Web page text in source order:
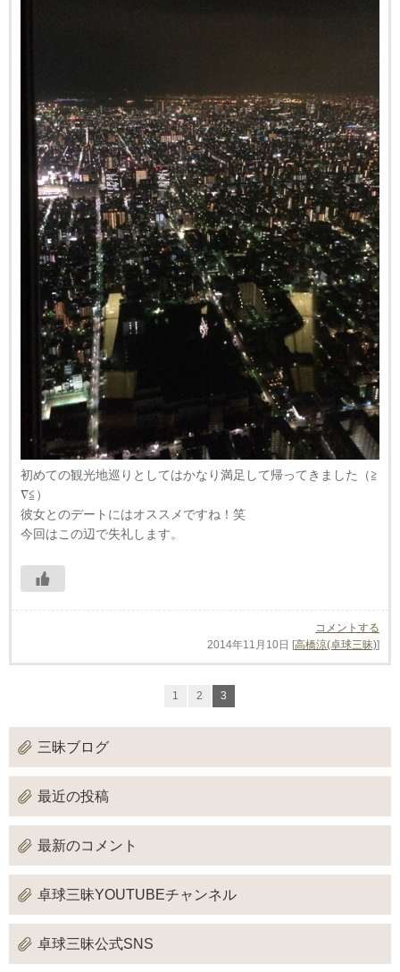
初めての観光地巡りとしてはかなり満足して帰ってきました（≧
∇≦）
彼女とのデートにはオススメですね！笑
今回はこの辺で失礼します。
コメントする
2014年11月10日 [高橋涼(卓球三昧)]
1 2 3
三昧ブログ
最近の投稿
最新のコメント
卓球三昧YOUTUBEチャンネル
卓球三昧公式SNS